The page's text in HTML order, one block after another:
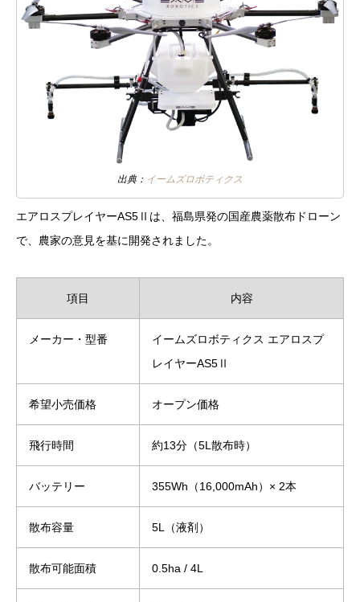
出典： イームズロボティクス
エアロスプレイヤーAS5Ⅱは、福島県発の国産農薬散布ドローン
で、農家の意見を基に開発されました。
項目 内容
メーカー・型番
イームズロボティクス エアロスプ
レイヤーAS5Ⅱ
希望小売価格 オープン価格
飛行時間 約13分（5L散布時）
バッテリー 355Wh（16,000mAh）× 2本
散布容量 5L（液剤）
散布可能面積 0.5ha / 4L